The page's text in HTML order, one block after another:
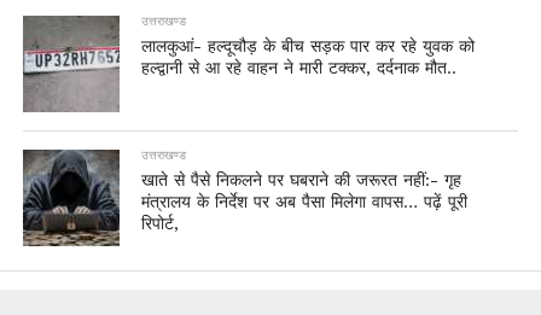
उत्तराखण्ड
लालकुआं- हल्दूचौड़ के बीच सड़क पार कर रहे युवक को
हल्द्वानी से आ रहे वाहन ने मारी टक्कर, दर्दनाक मौत..
उत्तराखण्ड
खाते से पैसे निकलने पर घबराने की जरूरत नहीं:- गृह
मंत्रालय के निर्देश पर अब पैसा मिलेगा वापस… पढ़ें पूरी
रिपोर्ट,